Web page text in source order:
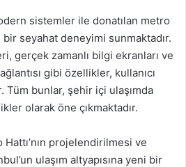
sistemler ile donatılan metro
seyahat deneyimi sunmaktadır.
gerçek zamanlı bilgi ekranları ve
gibi özellikler, kullanıcı
Tüm bunlar, şehir içi ulaşımda
olarak öne çıkmaktadır.
projelendirilmesi ve
ulaşım altyapısına yeni bir